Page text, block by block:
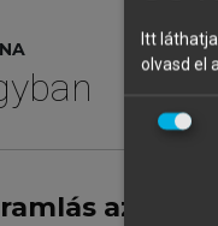
az
Itt
olvasd el